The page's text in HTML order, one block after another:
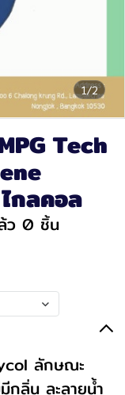
1/2
Tech
กลคอล
ว 0 ชิ้น
ลักษณะ
กลิ่น ละลายน้ำ